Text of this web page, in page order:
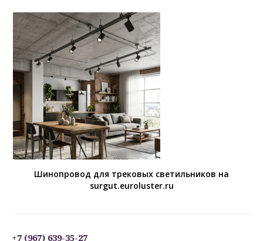
Шинопровод для трековых светильников на
surgut.euroluster.ru
+7 (967) 639-35-27